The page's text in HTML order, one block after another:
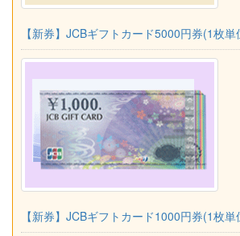
【新券】JCBギフトカード5000円券(1枚
【新券】JCBギフトカード1000円券(1枚